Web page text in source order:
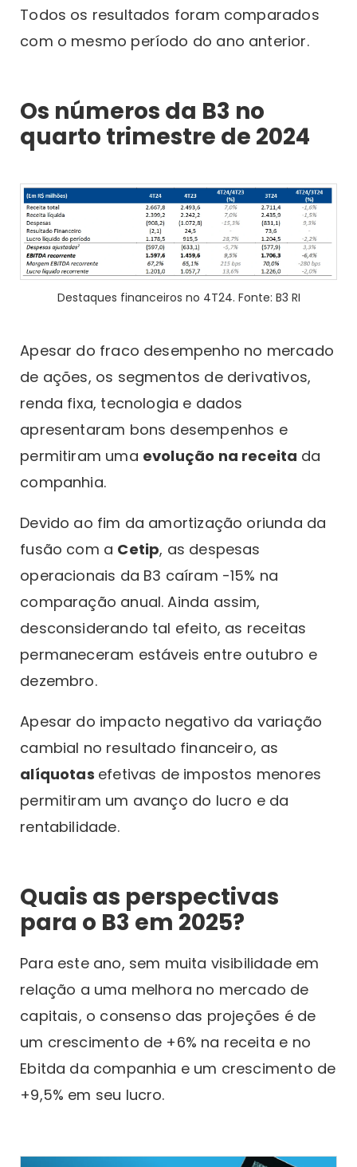
Todos os resultados foram comparados
com o mesmo período do ano anterior.
Os números da B3 no
quarto trimestre de 2024
Destaques financeiros no 4T24. Fonte: B3 RI
Apesar do fraco desempenho no mercado
de ações, os segmentos de derivativos,
renda fixa, tecnologia e dados
apresentaram bons desempenhos e
permitiram uma evolução na receita da
companhia.
Devido ao fim da amortização oriunda da
fusão com a Cetip, as despesas
operacionais da B3 caíram -15% na
comparação anual. Ainda assim,
desconsiderando tal efeito, as receitas
permaneceram estáveis entre outubro e
dezembro.
Apesar do impacto negativo da variação
cambial no resultado financeiro, as
alíquotas efetivas de impostos menores
permitiram um avanço do lucro e da
rentabilidade.
Quais as perspectivas
para o B3 em 2025?
Para este ano, sem muita visibilidade em
relação a uma melhora no mercado de
capitais, o consenso das projeções é de
um crescimento de +6% na receita e no
Ebitda da companhia e um crescimento de
+9,5% em seu lucro.